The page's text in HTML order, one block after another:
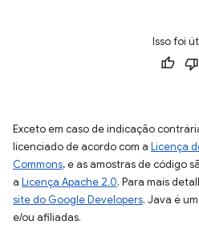
Isso foi
Exceto em caso de indicação
licenciado de acordo com a Licença
Commons, e as amostras de código
a Licença Apache 2.0. Para mais
site do Google Developers. Java é
e/ou afiliadas.